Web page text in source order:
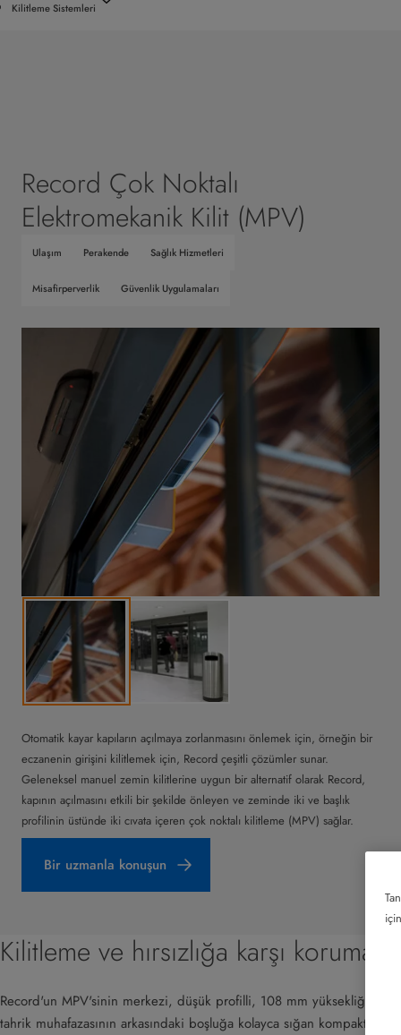
Kilitleme Sistemleri
Record Çok Noktalı
Elektromekanik Kilit (MPV)
Ulaşım Perakende Sağlık Hizmetleri
Misafirperverlik Güvenlik Uygulamaları
Otomatik kayar kapıların açılmaya zorlanmasını önlemek için, örneğin bir
eczanenin girişini kilitlemek için, Record çeşitli çözümler sunar.
Geleneksel manuel zemin kilitlerine uygun bir alternatif olarak Record,
kapının açılmasını etkili bir şekilde önleyen ve zeminde iki ve başlık
profilinin üstünde iki cıvata içeren çok noktalı kilitleme (MPV) sağlar.
Bir uzmanla konuşun
Kilitleme ve hırsızlığa karşı koruma
Record'un MPV'sinin merkezi, düşük profilli, 108 mm yüksekliğindeki
tahrik muhafazasının arkasındaki boşluğa kolayca sığan kompakt bir